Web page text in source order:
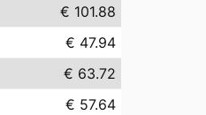
€ 101.88
€ 47.94
€ 63.72
€ 57.64